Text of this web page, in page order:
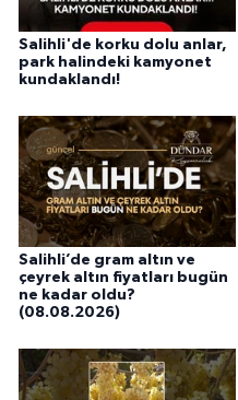
Salihli'de korku dolu anlar,
park halindeki kamyonet
kundaklandı!
Salihli’de gram altın ve
çeyrek altın fiyatları bugün
ne kadar oldu?
(08.08.2026)